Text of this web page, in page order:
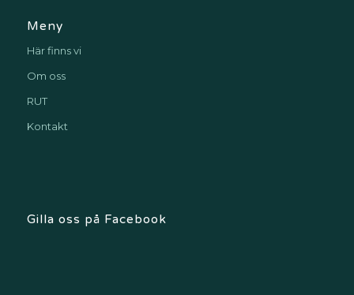
Meny
Här finns vi
Om oss
RUT
Kontakt
Gilla oss på Facebook